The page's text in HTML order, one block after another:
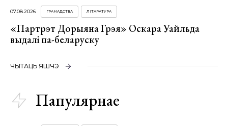
07.08.2026 ГРАМАДСТВА ЛІТАРАТУРА
«Партрэт Дорыяна Грэя» Оскара Уайльда
выдалі па-беларуску
ЧЫТАЦЬ ЯШЧЭ
Папулярнае